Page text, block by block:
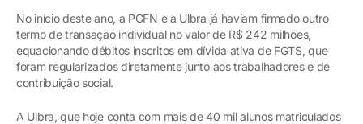
No início deste ano, a PGFN e a Ulbra já haviam firmado outro
termo de transação individual no valor de R$ 242 milhões,
equacionando débitos inscritos em dívida ativa de FGTS, que
foram regularizados diretamente junto aos trabalhadores e de
contribuição social.
A Ulbra, que hoje conta com mais de 40 mil alunos matriculados